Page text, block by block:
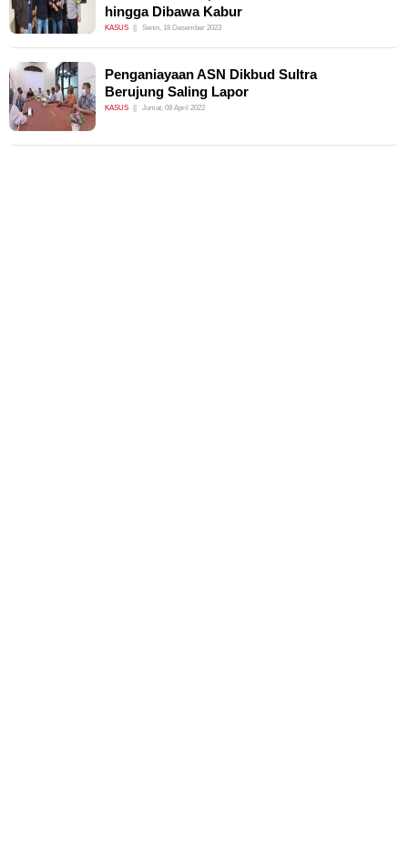
hingga Dibawa Kabur
KASUS Senin, 18 Desember 2023
Penganiayaan ASN Dikbud Sultra
Berujung Saling Lapor
KASUS Jumat, 08 April 2022